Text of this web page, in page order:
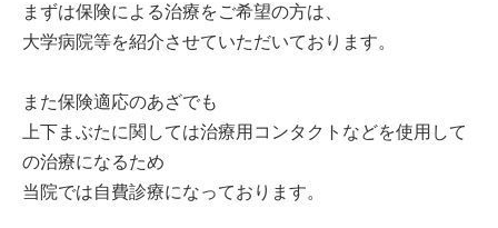
まずは保険による治療をご希望の方は、
大学病院等を紹介させていただいております。
また保険適応のあざでも
上下まぶたに関しては治療用コンタクトなどを使用して
の治療になるため
当院では自費診療になっております。